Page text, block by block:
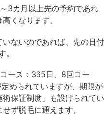
3カ月以上先の予約であれ
くなります。
ないのであれば、先の日付
。
ース：365日、8回コー
められていますが、期限が
保証制度」も設けられてい
ず脱毛に通えます。